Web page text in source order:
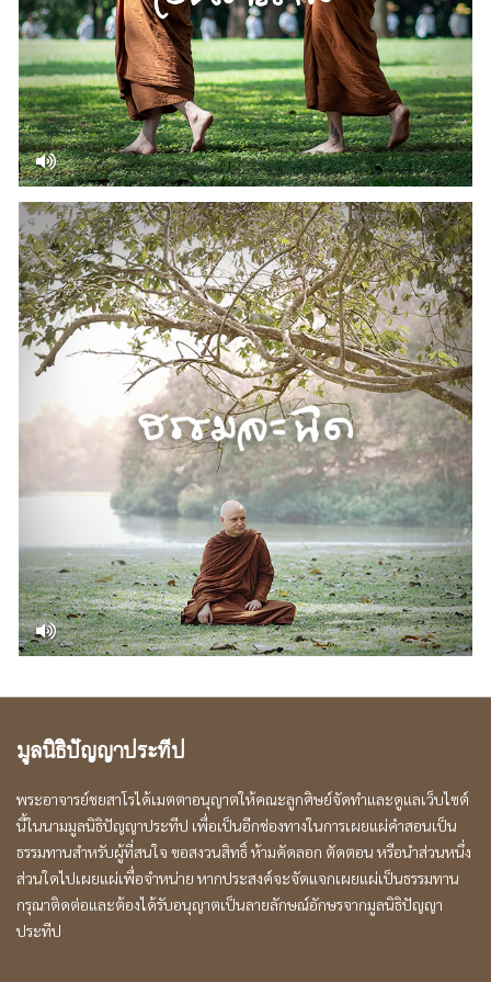
มูลนิธิปัญญาประทีป
พระอาจารย์ชยสาโรได้เมตตาอนุญาตให้คณะลูกศิษย์จัดทำและดูแลเว็บไซต์
นี้ในนามมูลนิธิปัญญาประทีป เพื่อเป็นอีกช่องทางในการเผยแผ่คำสอนเป็น
ธรรมทานสำหรับผู้ที่สนใจ ขอสงวนสิทธิ์ ห้ามคัดลอก ตัดตอน หรือนำส่วนหนึ่ง
ส่วนใดไปเผยแผ่เพื่อจำหน่าย หากประสงค์จะจัดแจกเผยแผ่เป็นธรรมทาน
กรุณาติดต่อและต้องได้รับอนุญาตเป็นลายลักษณ์อักษรจากมูลนิธิปัญญา
ประทีป